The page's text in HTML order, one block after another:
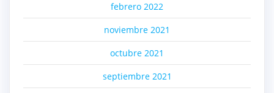
febrero 2022
noviembre 2021
octubre 2021
septiembre 2021